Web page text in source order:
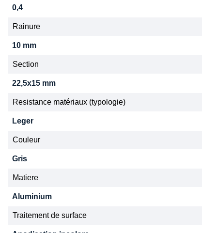
0,4
Rainure
10 mm
Section
22,5x15 mm
Resistance matériaux (typologie)
Leger
Couleur
Gris
Matiere
Aluminium
Traitement de surface